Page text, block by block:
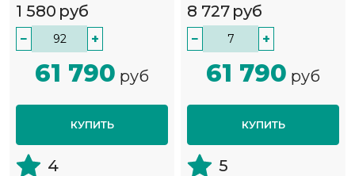
1 580 руб
− +
61 790 руб
КУПИТЬ
4
8 727 руб
− +
61 790 руб
КУПИТЬ
5